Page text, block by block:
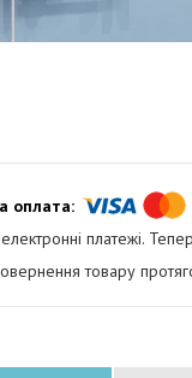
електронні платежі.
товару